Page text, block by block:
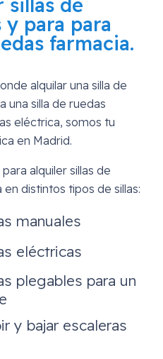
sillas de
para para
farmacia.
alquilar una silla de
una silla de ruedas
eléctrica, somos tu
en Madrid.
alquiler sillas de
distintos tipos de sillas:
manuales
eléctricas
plegables para un
y bajar escaleras